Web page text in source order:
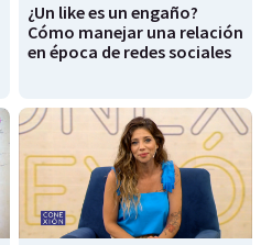
¿Un like es un engaño?
Cómo manejar una relación
en época de redes sociales